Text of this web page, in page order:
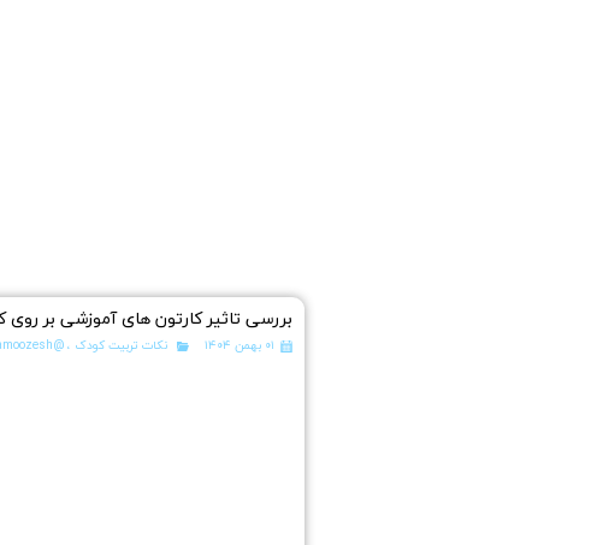
بررسی تاثیر کارتون های آموزشی بر روی
۰۱ بهمن ۱۴۰۴ نکات تربیت کودک ،@amoozesh